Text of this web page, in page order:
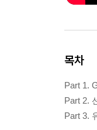
목차
Part 1.
Part 2.
Part 3.